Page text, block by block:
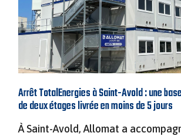
Arrêt TotalEnergies à Saint-Avold : une
de deux étages livrée en moins de 5 jours
À Saint-Avold, Allomat a